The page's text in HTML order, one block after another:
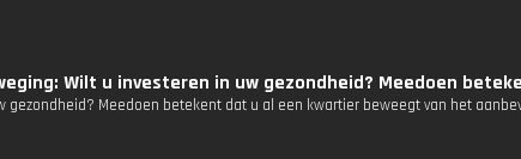
Wilt u investeren in uw gezondheid? Meedoen
gezondheid? Meedoen betekent dat u al een kwartier beweegt van het